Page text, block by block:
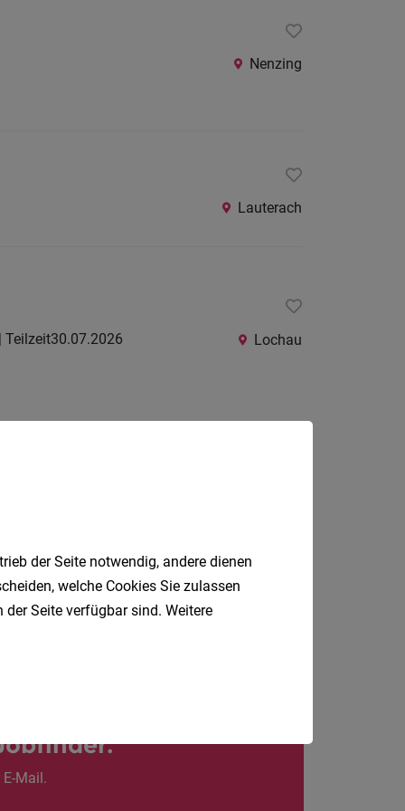
Nenzing
Lauterach
Teilzeit30.07.2026 Lochau
Mail.
der Seite notwendig, andere dienen
welche Cookies Sie zulassen
Seite verfügbar sind. Weitere